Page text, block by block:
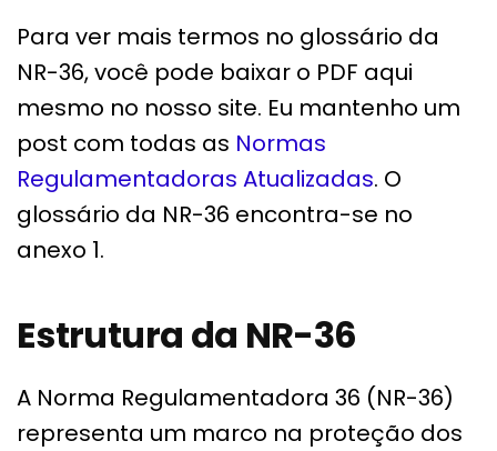
Para ver mais termos no glossário da
NR-36, você pode baixar o PDF aqui
mesmo no nosso site. Eu mantenho um
post com todas as Normas
Regulamentadoras Atualizadas. O
glossário da NR-36 encontra-se no
anexo 1.
Estrutura da NR-36
A Norma Regulamentadora 36 (NR-36)
representa um marco na proteção dos